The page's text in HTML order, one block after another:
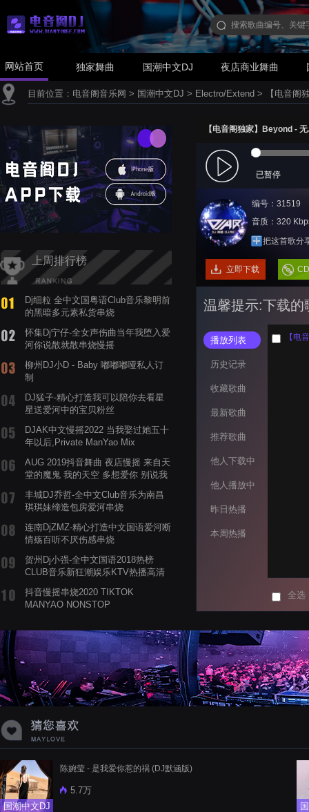
网站首页 独家舞曲 国潮中文DJ 夜店商业舞曲
目前位置： 电音阁音乐网 > 国潮中文DJ > Electro/Extend > 【电音阁
上周排行榜
Dj细粒 全中文国粤语Club音乐黎明前
的黑暗多元素私货串烧
怀集Dj宁仔-全女声伤曲当年我堕入爱
河你说散就散串烧慢摇
柳州DJ小D - Baby 嘟嘟嘟哑私人订
制
DJ猛子-精心打造我可以陪你去看星
星送爱河中的宝贝粉丝
DJAK中文慢摇2022 当我娶过她五十
年以后,Private ManYao Mix
AUG 2019抖音舞曲 夜店慢摇 来自天
堂的魔鬼 我的天空 多想爱你 别说我
丰城DJ乔哲-全中文Club音乐为南昌
琪琪妹缔造包房爱河串烧
连南DjZMZ-精心打造中文国语爱河断
情殇百听不厌伤感串烧
贺州Dj小强-全中文国语2018热榜
CLUB音乐新狂潮娱乐KTV热播高清
抖音慢摇串烧2020 TIKTOK
MANYAO NONSTOP
蝉爸爸妈妈爱存在夏天的风是想你的
声音啊
【电音阁独家】Beyond -
已暂停
编号：31519
音质：320
把这首歌分
立即下载
温馨提示:下载的
播放列表
历史记录
收藏歌曲
最新歌曲
推荐歌曲
他人下载中
他人播放中
昨日热播
本周热播
【电
全选
国潮中文DJ
陈婉莹 - 是我爱你惹的祸 (DJ默涵版)
5.7万